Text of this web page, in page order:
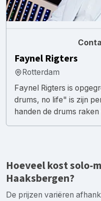
Faynel Rigters
Rotterdam
Faynel Rigters is
drums, no life" is zijn
handen de drums
Hoeveel kost solo-
Haaksbergen?
De prijzen variëren